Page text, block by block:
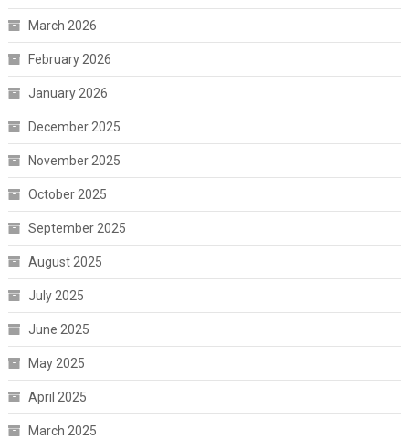
March 2026
February 2026
January 2026
December 2025
November 2025
October 2025
September 2025
August 2025
July 2025
June 2025
May 2025
April 2025
March 2025